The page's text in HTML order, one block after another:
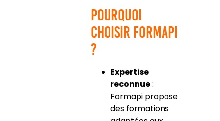
Pourquoi
choisir Formapi
?
Expertise
reconnue:
Formapi propose
des formations